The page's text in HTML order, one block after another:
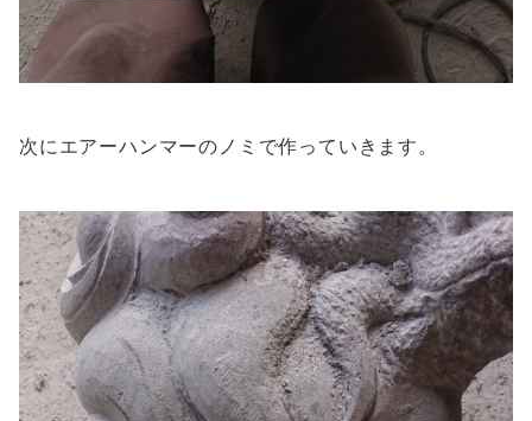
次にエアーハンマーのノミで作っていきます。